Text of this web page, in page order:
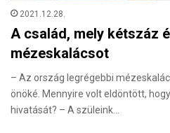
2021.12.28.
A család, mely kétszáz
mézeskalácsot
– Az ország legrégebbi
önöké. Mennyire volt eldöntött,
hivatását? – A szüleink…